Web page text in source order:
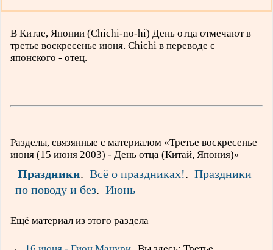
В Китае, Японии (Chichi-no-hi) День отца отмечают в
третье воскресенье июня. Chichi в переводе с
японского - отец.
Разделы, связянные с материалом «Третье воскресенье
июня (15 июня 2003) - День отца (Китай, Япония)»
Праздники. Всё о праздниках!. Праздники
по поводу и без. Июнь
Ещё материал из этого раздела